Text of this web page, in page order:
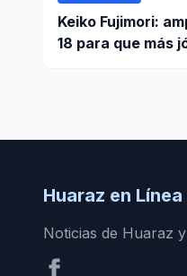
Keiko Fujimori:
18 para que más
Huaraz en Línea
Noticias de Huaraz